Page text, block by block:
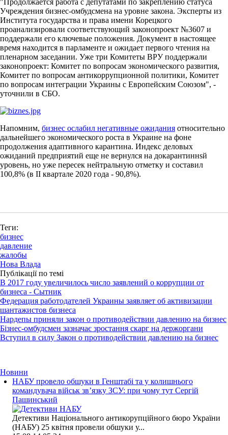
"Продолжается работа с депутатами по закреплению статуса
Учреждения бизнес-омбудсмена на уровне закона. Эксперты из
Института государства и права имени Корецкого
проанализировали соответствующий законопроект №3607 и
поддержали его ключевые положения. Документ в настоящее
время находится в парламенте и ожидает первого чтения на
пленарном заседании. Уже три Комитеты ВРУ поддержали
законопроект: Комитет по вопросам экономического развития,
Комитет по вопросам антикоррупционной политики, Комитет
по вопросам интеграции Украины с Европейским Союзом", -
уточнили в СБО.
Напомним, бизнес ослабил негативные ожидания относительно
дальнейшего экономического роста в Украине на фоне
продолжения адаптивного карантина. Индекс деловых
ожиданий предприятий еще не вернулся на докарантиннsй
уровень, но уже пересек нейтральную отметку и составил
100,8% (в II квартале 2020 года - 90,8%).
Теги:
бизнес
давление
жалобы
Нова Влада
Публікації по темі
В 2017 году увеличилось число заявлений о коррупции от
бизнеса - Сытник
Федерация работодателей Украины заявляет об активизации
шантажистов бизнеса
Нардепы приняли закон о противодействии давлению на бизнес
Бізнес-омбудсмен зазначає зростання скарг на держоргани
Вступил в силу Закон о противодействии давлению на бизнес
Новини
НАБУ провело обшуки в Генштабі та у колишнього
командувача військ зв’язку ЗСУ: при чому тут Сергій
Пашинський
Детективи Національного антикорупційного бюро України
(НАБУ) 25 квітня провели обшуки у...